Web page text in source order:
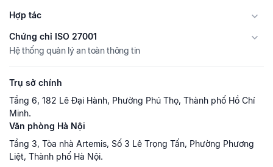
Hợp tác
Chứng chỉ ISO 27001
Hệ thống quản lý an toàn thông tin
Trụ sở chính
Tầng 6, 182 Lê Đại Hành, Phường Phú Thọ, Thành phố Hồ Chí
Minh.
Văn phòng Hà Nội
Tầng 3, Tòa nhà Artemis, Số 3 Lê Trọng Tấn, Phường Phương
Liệt, Thành phố Hà Nội.